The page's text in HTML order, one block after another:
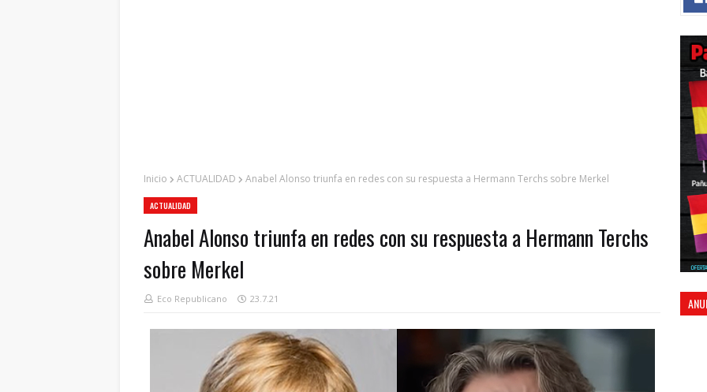
Inicio ACTUALIDAD Anabel Alonso triunfa en redes con su respuesta a Hermann Terchs sobre Merkel
ACTUALIDAD
Anabel Alonso triunfa en redes con su respuesta a Hermann Terchs
sobre Merkel
Eco Republicano 23.7.21